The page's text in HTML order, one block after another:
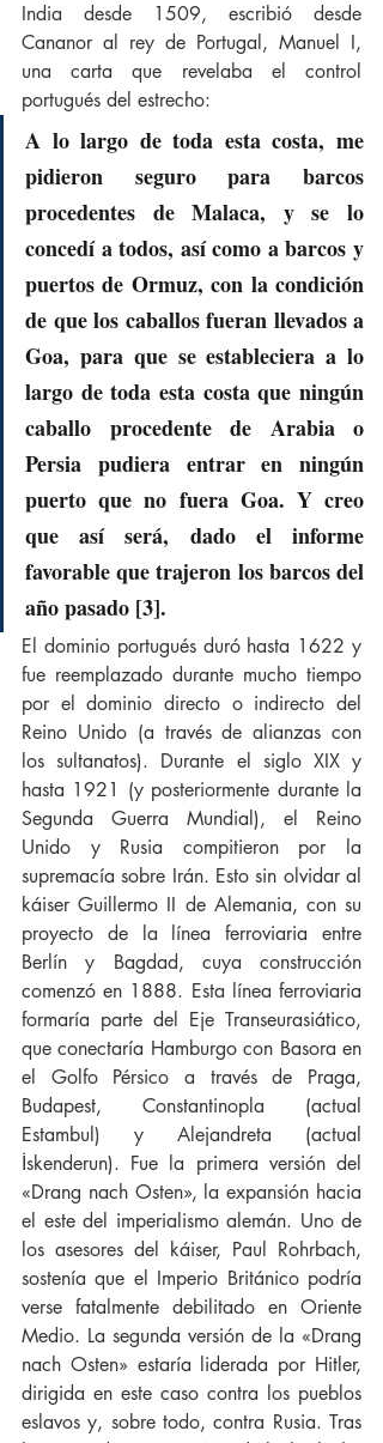
India desde 1509, escribió desde
Cananor al rey de Portugal, Manuel I,
una carta que revelaba el control
portugués del estrecho:
A lo largo de toda esta costa, me
pidieron seguro para barcos
procedentes de Malaca, y se lo
concedí a todos, así como a barcos y
puertos de Ormuz, con la condición
de que los caballos fueran llevados a
Goa, para que se estableciera a lo
largo de toda esta costa que ningún
caballo procedente de Arabia o
Persia pudiera entrar en ningún
puerto que no fuera Goa. Y creo
que así será, dado el informe
favorable que trajeron los barcos del
año pasado [3].
El dominio portugués duró hasta 1622 y
fue reemplazado durante mucho tiempo
por el dominio directo o indirecto del
Reino Unido (a través de alianzas con
los sultanatos). Durante el siglo XIX y
hasta 1921 (y posteriormente durante la
Segunda Guerra Mundial), el Reino
Unido y Rusia compitieron por la
supremacía sobre Irán. Esto sin olvidar al
káiser Guillermo II de Alemania, con su
proyecto de la línea ferroviaria entre
Berlín y Bagdad, cuya construcción
comenzó en 1888. Esta línea ferroviaria
formaría parte del Eje Transeurasiático,
que conectaría Hamburgo con Basora en
el Golfo Pérsico a través de Praga,
Budapest, Constantinopla (actual
Estambul) y Alejandreta (actual
İskenderun). Fue la primera versión del
«Drang nach Osten», la expansión hacia
el este del imperialismo alemán. Uno de
los asesores del káiser, Paul Rohrbach,
sostenía que el Imperio Británico podría
verse fatalmente debilitado en Oriente
Medio. La segunda versión de la «Drang
nach Osten» estaría liderada por Hitler,
dirigida en este caso contra los pueblos
eslavos y, sobre todo, contra Rusia. Tras